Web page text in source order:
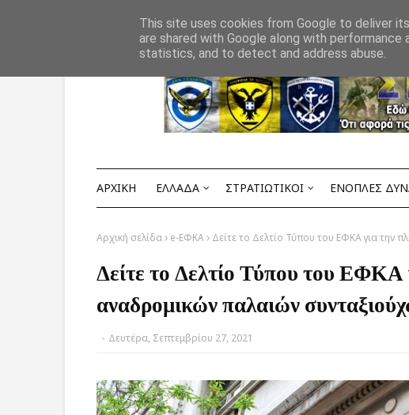
ΑΡΧΙΚΗ ΕΛΛΑΔΑ ΣΤΡΑΤΙΩΤΙΚΟΙ ΕΝΟΠΛΕΣ
Αρχική σελίδα e-ΕΦΚΑ Δείτε το Δελτίο Τύπου του ΕΦΚΑ για την
Δείτε το Δελτίο Τύπου του
αναδρομικών παλαιών
- Δευτέρα, Σεπτεμβρίου 27, 2021
This site uses cookies from Google to deliver
are shared with Google along with
statistics, and to detect and address abuse.